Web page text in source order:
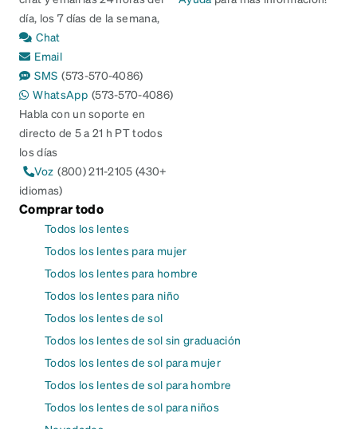
día, los 7 días de la semana,
Chat
Email
SMS (573-570-4086)
WhatsApp (573-570-4086)
Habla con un soporte en
directo de 5 a 21 h PT todos
los días
Voz (800) 211-2105 (430+
idiomas)
Comprar todo
Todos los lentes
Todos los lentes para mujer
Todos los lentes para hombre
Todos los lentes para niño
Todos los lentes de sol
Todos los lentes de sol sin graduación
Todos los lentes de sol para mujer
Todos los lentes de sol para hombre
Todos los lentes de sol para niños